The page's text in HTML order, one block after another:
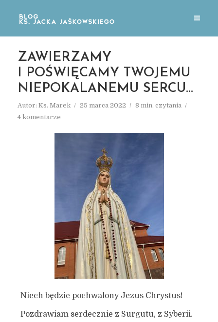
ZAWIERZAMY
I POŚWIĘCAMY TWOJEMU
NIEPOKALANEMU SERCU…
Autor: Ks. Marek 25 marca 2022
8 min. czytania
4 komentarze
Niech będzie pochwalony Jezus Chrystus!
Pozdrawiam serdecznie z Surgutu, z Syberii.